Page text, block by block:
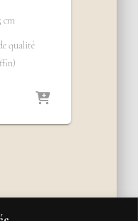
cm
qualité